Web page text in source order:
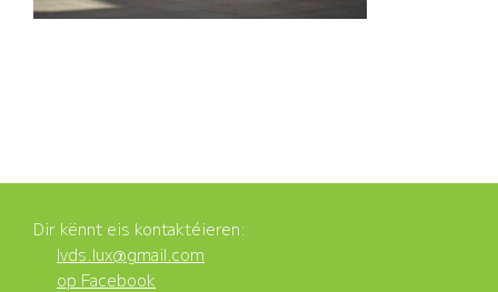
Dir kënnt eis kontaktéieren:
lvds.lux@gmail.com
op Facebook